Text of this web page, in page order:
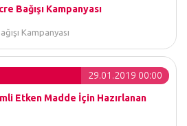
Bağışı Kampanyası
Kampanyası
29.01.2019 00:00
Etken Madde İçin Hazırlanan